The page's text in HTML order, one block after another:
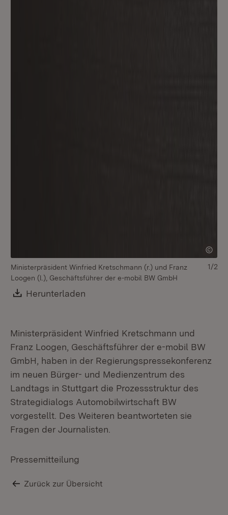
Ministerpräsident Winfried Kretschmann (r.) und Franz
Loogen (l.), Geschäftsführer der e-mobil BW GmbH
Download:
Herunterladen
1/2
Ministerpräsident Winfried Kretschmann und
Franz Loogen, Geschäftsführer der e-mobil BW
GmbH, haben in der Regierungspressekonferenz
im neuen Bürger- und Medienzentrum des
Landtags in Stuttgart die Prozessstruktur des
Strategidialogs Automobilwirtschaft BW
vorgestellt. Des Weiteren beantworteten sie
Fragen der Journalisten.
Pressemitteilung
Zurück zur Übersicht